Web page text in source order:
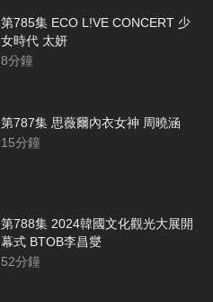
第785集 ECO L!VE CONCERT 少
女時代 太妍
8分鐘
第787集 思薇爾內衣女神 周曉涵
15分鐘
第788集 2024韓國文化觀光大展開
幕式 BTOB李昌燮
52分鐘